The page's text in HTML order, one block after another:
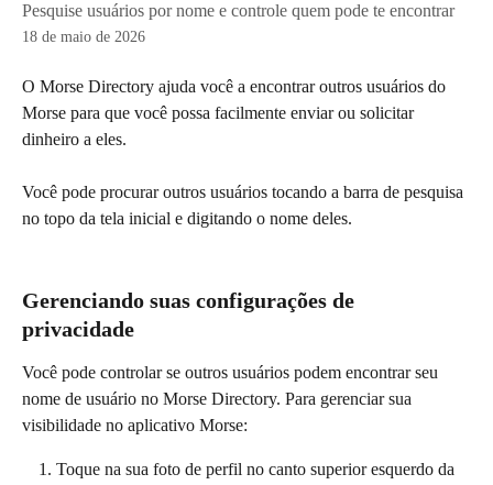
Pesquise usuários por nome e controle quem pode te encontrar
18 de maio de 2026
O Morse Directory ajuda você a encontrar outros usuários do
Morse para que você possa facilmente enviar ou solicitar
dinheiro a eles.
Você pode procurar outros usuários tocando a barra de pesquisa
no topo da tela inicial e digitando o nome deles.
Gerenciando suas configurações de
privacidade
Você pode controlar se outros usuários podem encontrar seu
nome de usuário no Morse Directory. Para gerenciar sua
visibilidade no aplicativo Morse:
Toque na sua foto de perfil no canto superior esquerdo da